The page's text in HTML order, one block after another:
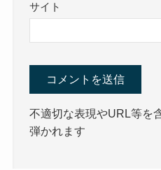
サイト
不適切な表現やURL等を
弾かれます